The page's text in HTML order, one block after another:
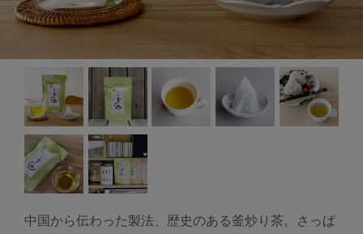
中国から伝わった製法、歴史のある釜炒り茶。さっぱ